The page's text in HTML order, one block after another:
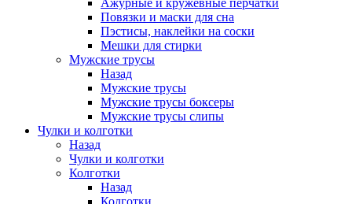
Ажурные и кружевные перчатки
Повязки и маски для сна
Пэстисы, наклейки на соски
Мешки для стирки
Мужские трусы
Назад
Мужские трусы
Мужские трусы боксеры
Мужские трусы слипы
Чулки и колготки
Назад
Чулки и колготки
Колготки
Назад
Колготки